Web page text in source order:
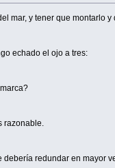
y tener que montarlo
echado el ojo a tres:
razonable.
redundar en mayor